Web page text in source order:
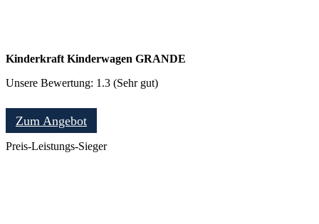
Kinderkraft Kinderwagen GRANDE
Unsere Bewertung: 1.3 (Sehr gut)
Zum Angebot
Preis-Leistungs-Sieger